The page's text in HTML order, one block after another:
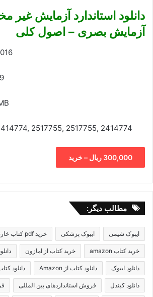
دانلود استاندارد آزمایش غیر
آزمایش بصری – اصول کلی
2517755, 2517755, 2414774
300,000 ریال – خرید
مطالب دیگر:
ایبوک شیمی ایبوک پزشکی خرید pdf کتاب خارجی
خرید کتاب amazon خرید کتاب از امازون
دانلود ایبوک دانلود کتاب از Amazon دانلود
دانلود کیندل فروش استانداردهای بین المللی